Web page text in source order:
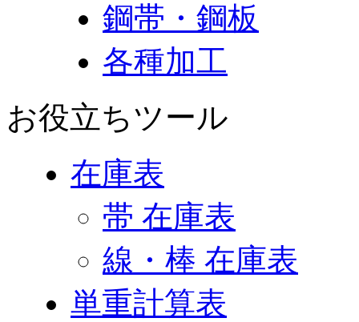
鋼帯・鋼板
各種加工
お役立ちツール
在庫表
帯 在庫表
線・棒 在庫表
単重計算表